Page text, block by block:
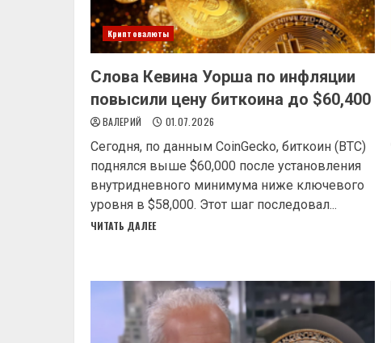
Криптовалюты
Слова Кевина Уорша по инфляции
повысили цену биткоина до $60,400
ВАЛЕРИЙ 01.07.2026
Сегодня, по данным CoinGecko, биткоин (BTC)
поднялся выше $60,000 после установления
внутридневного минимума ниже ключевого
уровня в $58,000. Этот шаг последовал...
ЧИТАТЬ ДАЛЕЕ